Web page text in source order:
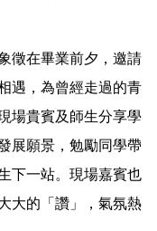
徵在畢業前夕，邀請
遇，為曾經走過的青
場貴賓及師生分享學
展願景，勉勵同學帶
下一站。現場嘉賓也
大的「讚」，氣氛熱